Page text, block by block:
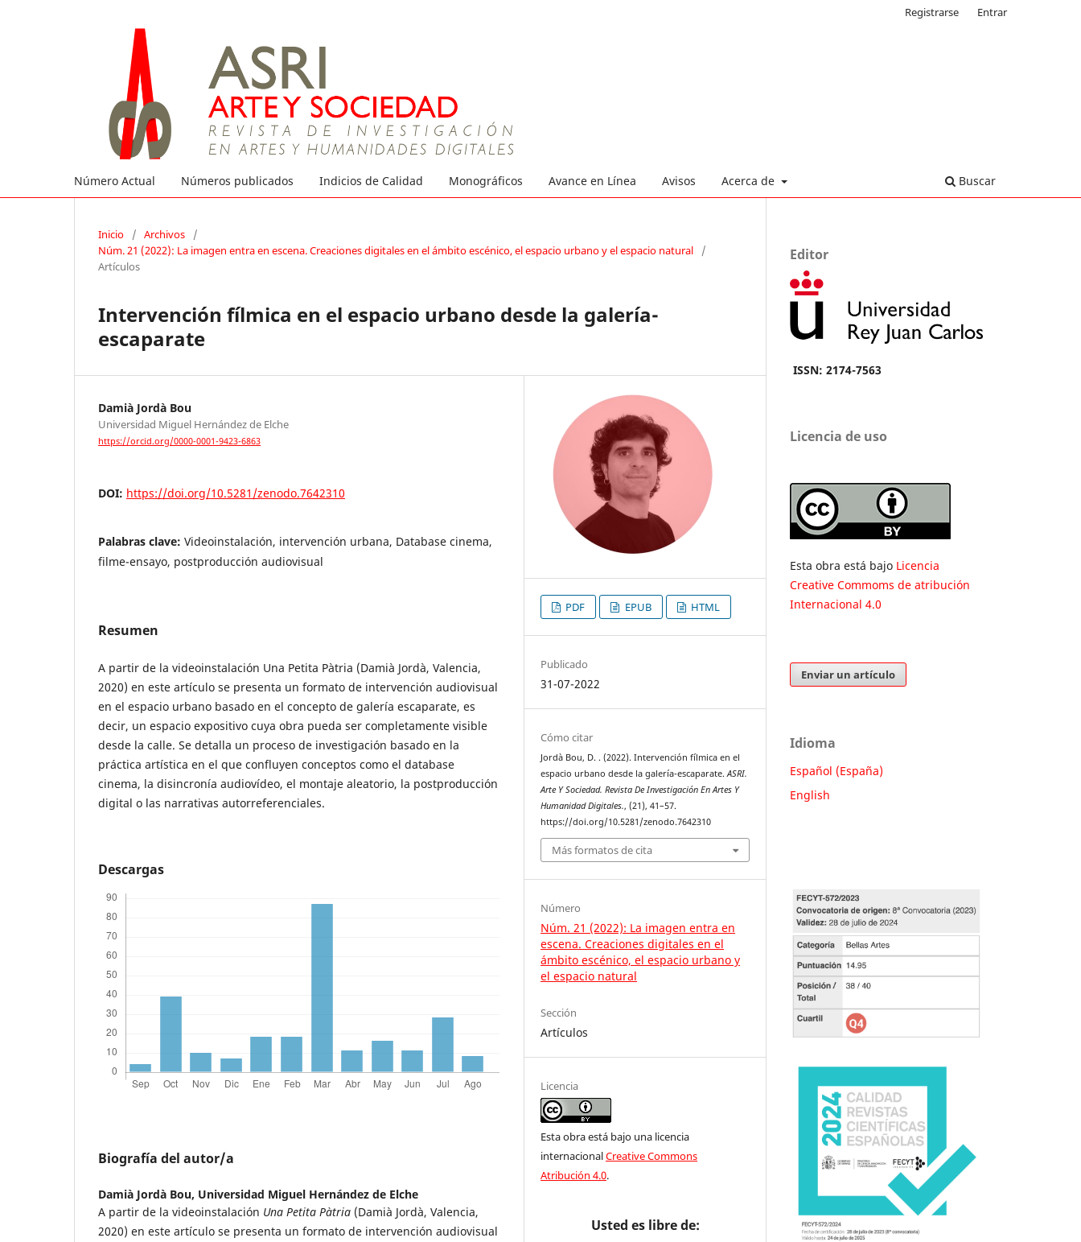
Número Actual Números publicados Indicios de Calidad Monográficos Avance en Línea Avisos Acerca de Buscar
Registrarse Entrar
Inicio / Archivos
/
Núm. 21 (2022): La imagen entra en escena. Creaciones digitales en el ámbito escénico, el espacio urbano y el espacio natural
/
Artículos
Intervención fílmica en el espacio urbano desde la galería-
escaparate
Damià Jordà Bou
Universidad Miguel Hernández de Elche
https://orcid.org/0000-0001-9423-6863
DOI: https://doi.org/10.5281/zenodo.7642310
Palabras clave: Videoinstalación, intervención urbana, Database cinema,
filme-ensayo, postproducción audiovisual
Resumen
A partir de la videoinstalación Una Petita Pàtria (Damià Jordà, Valencia,
2020) en este artículo se presenta un formato de intervención audiovisual
en el espacio urbano basado en el concepto de galería escaparate, es
decir, un espacio expositivo cuya obra pueda ser completamente visible
desde la calle. Se detalla un proceso de investigación basado en la
práctica artística en el que confluyen conceptos como el database
cinema, la disincronía audiovídeo, el montaje aleatorio, la postproducción
digital o las narrativas autorreferenciales.
Descargas
Biografía del autor/a
Damià Jordà Bou, Universidad Miguel Hernández de Elche
A partir de la videoinstalación Una Petita Pàtria (Damià Jordà, Valencia,
2020) en este artículo se presenta un formato de intervención audiovisual
PDF EPUB HTML
Publicado
31-07-2022
Cómo citar
Jordà Bou, D. . (2022). Intervención fílmica en el
espacio urbano desde la galería-escaparate.ASRI.
Arte Y Sociedad. Revista De Investigación En Artes Y
Humanidad Digitales., (21), 41–57.
https://doi.org/10.5281/zenodo.7642310
Más formatos de cita
Número
Núm. 21 (2022): La imagen entra en
escena. Creaciones digitales en el
ámbito escénico, el espacio urbano y
el espacio natural
Sección
Artículos
Licencia
Esta obra está bajo una licencia
internacionalCreative Commons
Atribución 4.0.
Usted es libre de:
Editor
ISSN: 2174-7563
Licencia de uso
Esta obra está bajo Licencia
Creative Commoms de atribución
Internacional 4.0
Enviar un artículo
Idioma
Español (España)
English